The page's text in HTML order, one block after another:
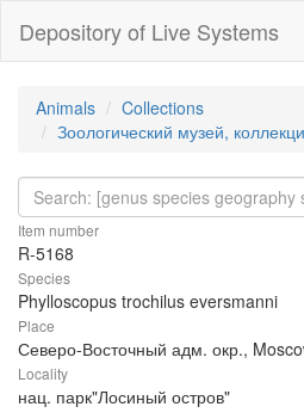
Depository of Live Systems
Animals
Collections
Зоологический музей,
Item number
R-5168
Species
Phylloscopus trochilus eversmanni
Place
Северо-Восточный адм. окр.,
Locality
нац. парк"Лосиный остров"